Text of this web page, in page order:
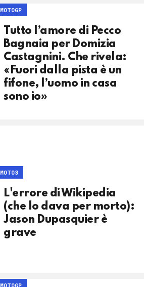
MOTOGP
Tutto l’amore di Pecco
Bagnaia per Domizia
Castagnini. Che rivela:
«Fuori dalla pista è un
fifone, l’uomo in casa
sono io»
MOTO3
L'errore di Wikipedia
(che lo dava per morto):
Jason Dupasquier è
grave
MOTOGP